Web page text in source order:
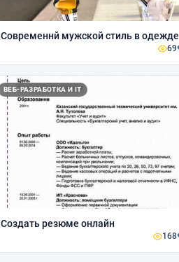
Современнй мужской стиль в одежде
69
ВЕБ-РАЗРАБОТКА И IT
Создать резюме онлайн
168